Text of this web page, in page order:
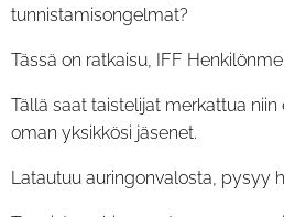
tunnistamisongelmat?
Tässä on ratkaisu, IFF
Tällä saat taistelijat merkattua
oman yksikkösi jäsenet.
Latautuu auringonvalosta, pysyy